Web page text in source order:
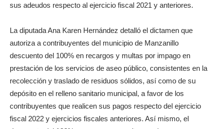
sus adeudos respecto al ejercicio fiscal 2021 y anteriores.
La diputada Ana Karen Hernández detalló el dictamen que
autoriza a contribuyentes del municipio de Manzanillo
descuento del 100% en recargos y multas por impago en
prestación de los servicios de aseo público, consistentes en la
recolección y traslado de residuos sólidos, así como de su
depósito en el relleno sanitario municipal, a favor de los
contribuyentes que realicen sus pagos respecto del ejercicio
fiscal 2022 y ejercicios fiscales anteriores. Así mismo, el